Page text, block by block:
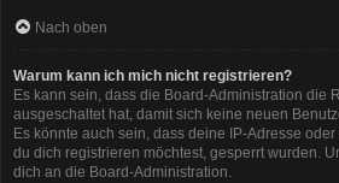
Nach oben
Warum kann ich mich nicht registrieren?
Es kann sein, dass die Board-Administration die
ausgeschaltet hat, damit sich keine neuen
Es könnte auch sein, dass deine IP-Adresse
du dich registrieren möchtest, gesperrt wurden.
dich an die Board-Administration.